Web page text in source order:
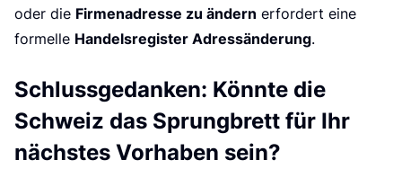
oder die Firmenadresse zu ändern erfordert eine
formelle Handelsregister Adressänderung.
Schlussgedanken: Könnte die
Schweiz das Sprungbrett für Ihr
nächstes Vorhaben sein?